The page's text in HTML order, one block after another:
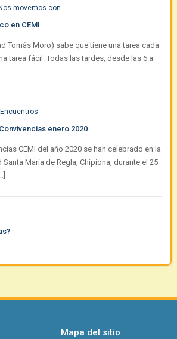
movemos con...
en CEMI
Tomás Moro) sabe que tiene una tarea cada
tarea fácil. Todas las tardes, desde las 6 a
Encuentros
enero 2020
CEMI del año 2020 se han celebrado en la
María de Regla, Chipiona, durante el 25
Mapa del sitio